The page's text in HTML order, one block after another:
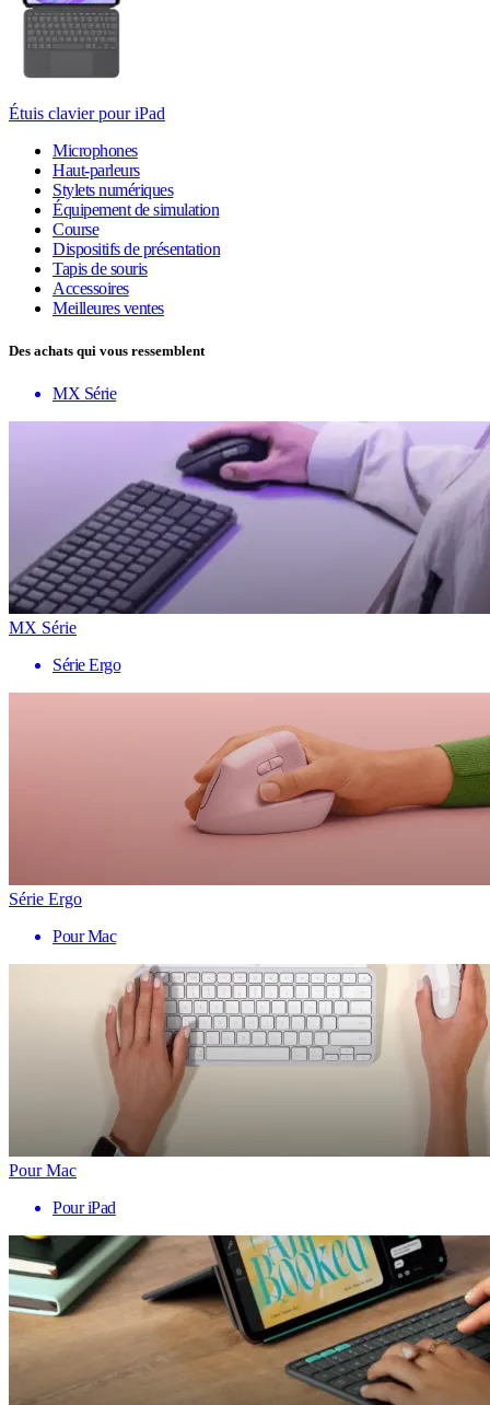
Étuis clavier pour iPad
Microphones
Haut-parleurs
Stylets numériques
Équipement de simulation
Course
Dispositifs de présentation
Tapis de souris
Accessoires
Meilleures ventes
Des achats qui vous ressemblent
MX Série
MX Série
Série Ergo
Série Ergo
Pour Mac
Pour Mac
Pour iPad